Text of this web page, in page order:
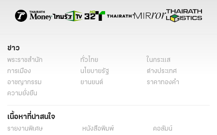
ข่าว
พระราชสำนัก ทั่วไทย
ในกระแส
การเมือง
นโยบายรัฐ
ต่างประเทศ
อาชญากรรม
ยานยนต์
ราคาทองคำ
ความยั่งยืน
เนื้อหาที่น่าสนใจ
รายงานพิเศษ หนังสือพิมพ์
คอลัมน์